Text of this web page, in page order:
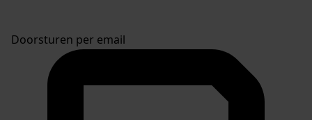
Doorsturen per email